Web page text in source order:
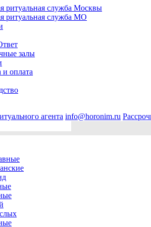
ритуальная служба Москвы
ритуальная служба МО
залы
и оплата
агента info@horonim.ru